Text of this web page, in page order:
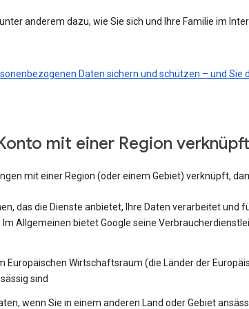
anderem dazu, wie Sie sich und Ihre Familie im
Daten sichern und schützen – und Sie
mit einer Region
mit einer Region (oder einem Gebiet) verknüpft,
das die Dienste anbietet, Ihre Daten verarbeitet und
Allgemeinen bietet Google seine
Europäischen Wirtschaftsraum (die Länder der
sind
wenn Sie in einem anderen Land oder Gebiet